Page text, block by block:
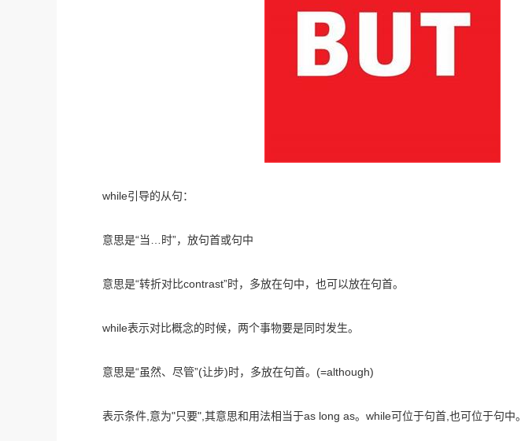
while引导的从句：
意思是“当…时”，放句首或句中
意思是“转折对比contrast”时，多放在句中，也可以放在句首。
while表示对比概念的时候，两个事物要是同时发生。
意思是“虽然、尽管”(让步)时，多放在句首。(=although)
表示条件,意为"只要",其意思和用法相当于as long as。while可位于句首,也可位于句中。